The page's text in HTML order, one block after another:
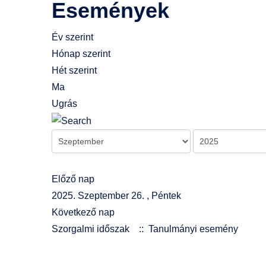
Események
Év szerint
Hónap szerint
Hét szerint
Ma
Ugrás
Előző nap
2025. Szeptember 26. , Péntek
Következő nap
Szorgalmi időszak
:: Tanulmányi esemény